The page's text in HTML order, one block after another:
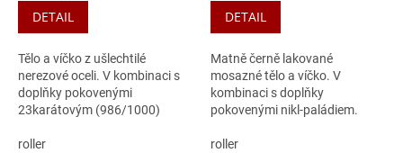
DETAIL
Tělo a víčko z ušlechtilé
nerezové oceli. V kombinaci s
doplňky pokovenými
23karátovým (986/1000)
víčko standardní náplň do
roller
DETAIL
Matně černě lakované
mosazné tělo a víčko. V
kombinaci s doplňky
pokovenými nikl-paládiem.
propiska): otočný
roller